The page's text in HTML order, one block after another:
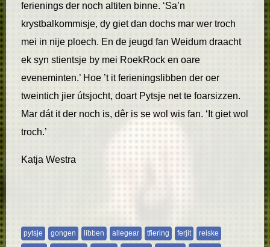
ferienings der noch altiten binne. ‘Sa’n
krystbalkommisje, dy giet dan dochs mar wer troch
mei in nije ploech. En de jeugd fan Weidum draacht
ek syn stientsje by mei RoekRock en oare
eveneminten.’ Hoe ’t it ferieningslibben der oer
tweintich jier útsjocht, doart Pytsje net te foarsizzen.
Mar dát it der noch is, dêr is se wol wis fan. ‘It giet wol
troch.’
Katja Westra
pytsje gongen libben allegear tfiering ferjit
reiske